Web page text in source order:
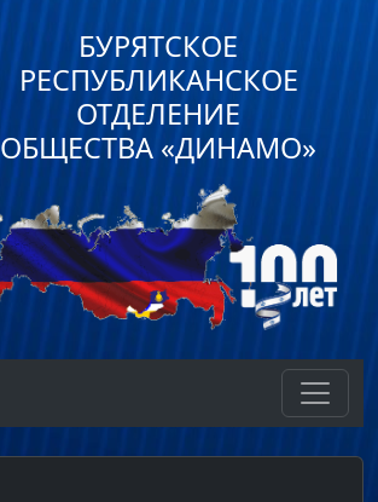
БУРЯТСКОЕ
РЕСПУБЛИКАНСКОЕ
ОТДЕЛЕНИЕ
ОБЩЕСТВА «ДИНАМО»